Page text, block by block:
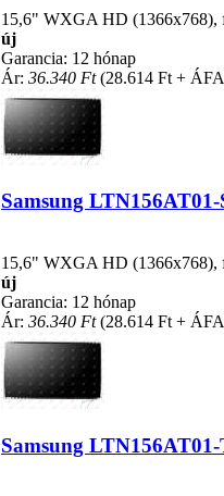
15,6" WXGA HD (1366x768),
új
Garancia: 12 hónap
Ár: 36.340 Ft(28.614 Ft +
Samsung
15,6" WXGA HD (1366x768),
új
Garancia: 12 hónap
Ár: 36.340 Ft(28.614 Ft +
Samsung